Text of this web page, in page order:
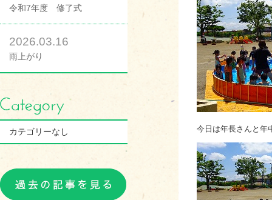
令和7年度 修了式
2026.03.16
雨上がり
カテゴリーなし 今日は年長さんと年